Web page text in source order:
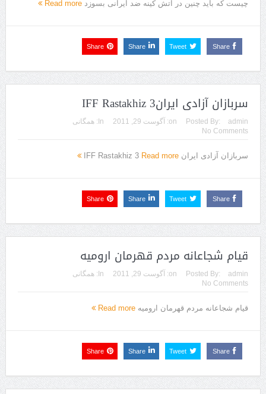
چیست که باید چنین در آتش کینه ضد ایرانی‌ بسوزد Read more
Share
Tweet
Share
Share
سربازان آزادی ایرانIFF Rastakhiz 3
Posted By: admin
on: آگوست 29, 2011 In: همگانی
No Comments
سربازان آزادی ایران IFF Rastakhiz 3 Read more
Share
Tweet
Share
Share
قیام شجاعانه مردم قهرمان ارومیه
Posted By: admin
on: آگوست 29, 2011 In:
همگانی
No Comments
قیام شجاعانه مردم قهرمان ارومیه Read more
Share
Tweet
Share
Share